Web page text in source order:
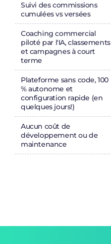
Suivi des commissions
cumulées vs versées
Coaching commercial
piloté par l'IA, classements
et campagnes à court
terme
Plateforme sans code, 100
% autonome et
configuration rapide (en
quelques jours!)
Aucun coût de
développement ou de
maintenance